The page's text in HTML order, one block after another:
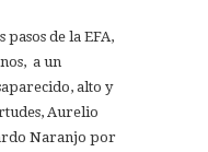
de la EFA,
a un
alto y
Aurelio
Naranjo por